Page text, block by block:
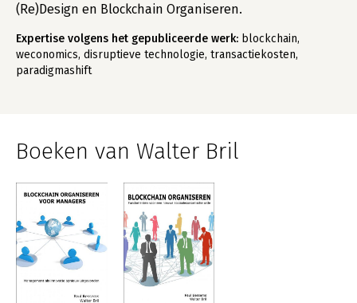
(Re)Design en Blockchain Organiseren.
Expertise volgens het gepubliceerde werk: blockchain,
weconomics, disruptieve technologie, transactiekosten,
paradigmashift
Boeken van Walter Bril